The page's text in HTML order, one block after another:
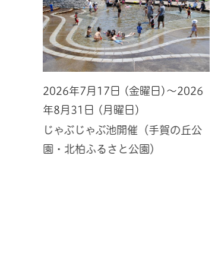
2026年7月17日 (金曜日)～2026
年8月31日 (月曜日)
じゃぶじゃぶ池開催（手賀の丘公
園・北柏ふるさと公園）